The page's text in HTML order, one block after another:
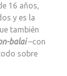
16 años,
y es la
también
balai–con
sobre